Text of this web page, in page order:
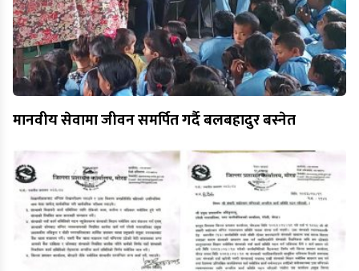
मानवीय सेवामा जीवन समर्पित गर्दै बलबहादुर बस्नेत